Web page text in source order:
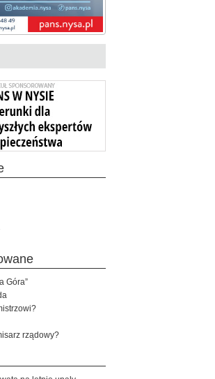
Góra”
rządowy?